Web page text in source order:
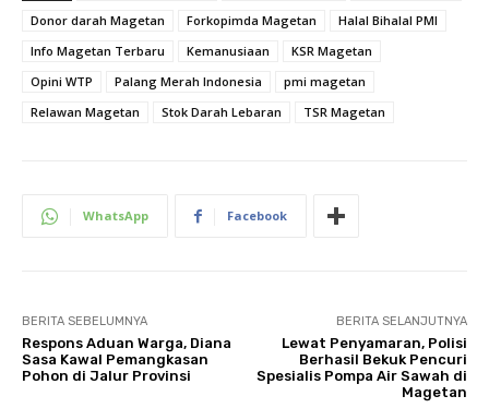
Donor darah Magetan Forkopimda Magetan
Halal Bihalal PMI
Info Magetan Terbaru
Kemanusiaan
KSR Magetan
Opini WTP
Palang Merah Indonesia
pmi magetan
Relawan Magetan
Stok Darah Lebaran TSR Magetan
WhatsApp Facebook
BERITA SEBELUMNYA
Respons Aduan Warga, Diana
Sasa Kawal Pemangkasan
Pohon di Jalur Provinsi
BERITA SELANJUTNYA
Lewat Penyamaran, Polisi
Berhasil Bekuk Pencuri
Spesialis Pompa Air Sawah di
Magetan